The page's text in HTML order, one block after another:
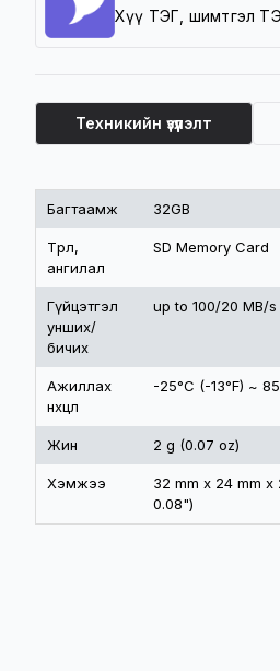
Хүү ТЭГ, шимтгэл
Техникийн үзүүлэлт
Техникийн үзүүлэлт
Багтаамж 32GB
Төрөл,
ангилал
SD Memory Card
Гүйцэтгэл
унших/
бичих
up to 100/20 MB/s
Ажиллах
нөхцөл
-25°C (-13°F) ~
Жин 2 g (0.07 oz)
Хэмжээ
32 mm x 24 mm x
0.08")